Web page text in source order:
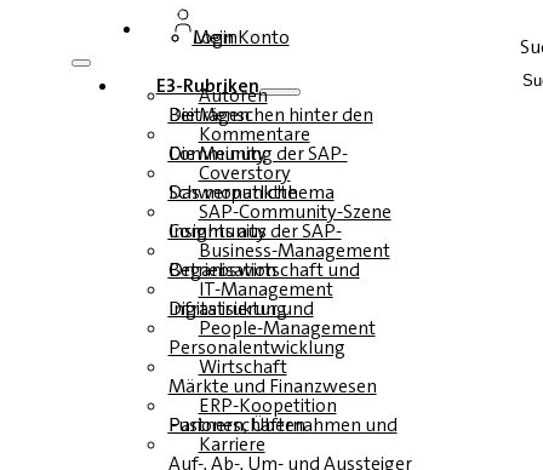
Login
Mein Konto
E3-Rubriken
Autoren
Die Menschen hinter den Beiträgen
Kommentare
Die Meinung der SAP-Community
Coverstory
Das monatliche Schwerpunktthema
SAP-Community-Szene
Insights aus der SAP-Community
Business-Management
Betriebswirtschaft und Organisation
IT-Management
Infrastruktur und Digitalisierung
People-Management
Personalentwicklung
Wirtschaft
Märkte und Finanzwesen
ERP-Koopetition
Fusionen, Übernahmen und Partnerschaften
Karriere
Auf-, Ab-, Um- und Aussteiger